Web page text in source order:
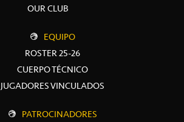
OUR CLUB
EQUIPO
ROSTER 25-26
CUERPO TÉCNICO
JUGADORES VINCULADOS
PATROCINADORES